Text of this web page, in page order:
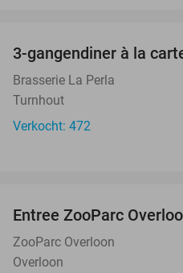
3-gangendiner à la
Brasserie La Perla
Turnhout
Verkocht: 472
TODAY
Entree ZooParc
ZooParc Overloon
Overloon